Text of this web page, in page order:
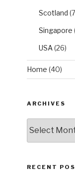
Scotland
Singapore
USA(26)
Home (40)
ARCHIVES
RECENT